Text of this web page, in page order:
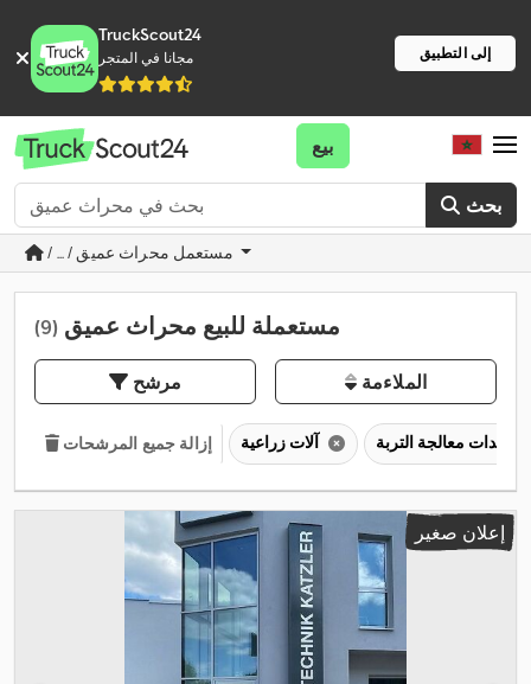
TruckScout24
مجانا في المتجر إلى التطبيق
بحث
بيع
مستعملة للبيع محراث عميق (9)
مرشح الملاءمة
إزالة جميع المرشحات آلات زراعية
إعلان صغير